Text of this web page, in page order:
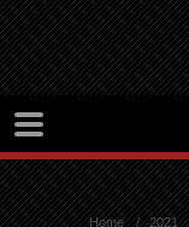
Home 2021